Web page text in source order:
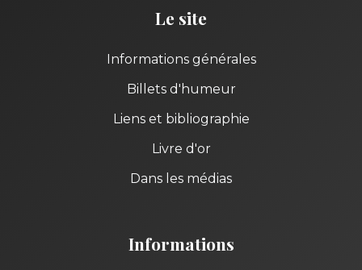
Le site
Informations générales
Billets d'humeur
Liens et bibliographie
Livre d'or
Dans les médias
Informations